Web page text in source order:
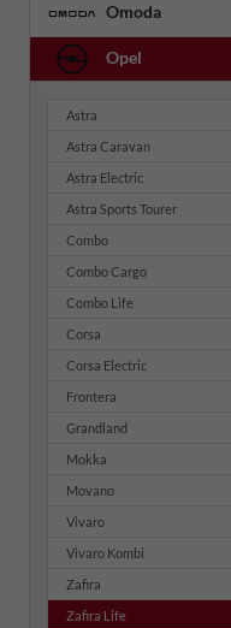
Omoda
Opel
Astra
Astra Caravan
Astra Electric
Astra Sports Tourer
Combo
Combo Cargo
Combo Life
Corsa
Corsa Electric
Frontera
Grandland
Mokka
Movano
Vivaro
Vivaro Kombi
Zafira
Zafira Life